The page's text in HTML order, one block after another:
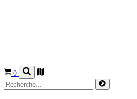
0